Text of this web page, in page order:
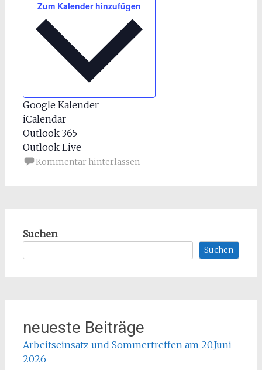
Zum Kalender hinzufügen
Google Kalender
iCalendar
Outlook 365
Outlook Live
Kommentar hinterlassen
Suchen
Suchen
neueste Beiträge
Arbeitseinsatz und Sommertreffen am 20.Juni
2026